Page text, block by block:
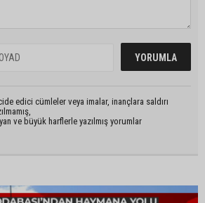
edici cümleler veya imalar, inançlara saldırı
ve büyük harflerle yazılmış yorumlar